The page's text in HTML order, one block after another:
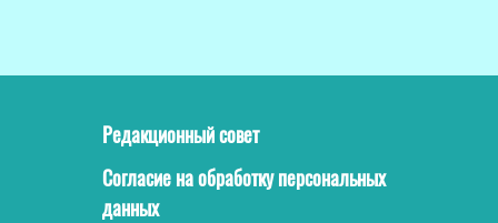
Редакционный совет
Согласие на обработку персональных
данных